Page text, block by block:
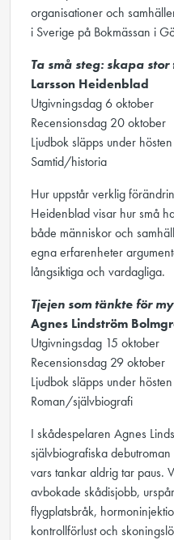
organisationer och
i Sverige på Bokmässan i
Ta små steg: skapa
Larsson Heidenblad
Utgivningsdag 6 oktober
Recensionsdag 20 oktober
Ljudbok släpps under hösten
Samtid/historia
Hur uppstår verklig
Heidenblad visar hur små
både människor och
egna erfarenheter
långsiktiga och vardagliga.
Tjejen som tänkte för
Agnes Lindström
Utgivningsdag 15 oktober
Recensionsdag 29 oktober
Ljudbok släpps under hösten
Roman/självbiografi
I skådespelaren Agnes
självbiografiska
vars tankar aldrig tar paus.
avbokade skådisjobb,
flygplatsbråk,
kontrollförlust och